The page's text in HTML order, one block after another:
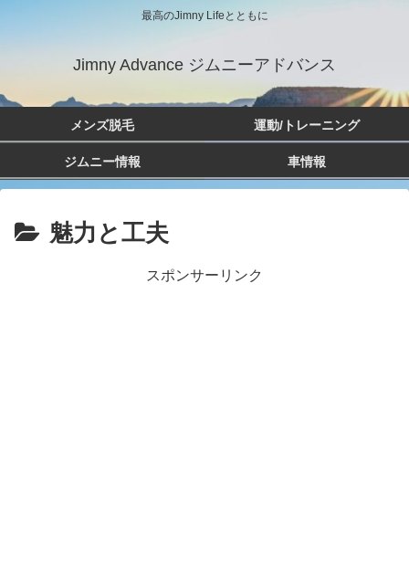
最高のJimny Lifeとともに
Jimny Advance ジムニーアドバンス
メンズ脱毛 運動/トレーニング
ジムニー情報 車情報
魅力と工夫
スポンサーリンク